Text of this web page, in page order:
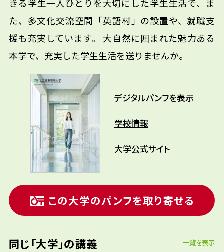
た、多文化交流空間「英語村」の設置や、就職支
援も充実しています。 大自然に囲まれた魅力ある
本学で、充実した学生生活を送りませんか。
デジタルパンフを表示
学校情報
大学公式サイト
この大学のパンフを取り寄せる
同じ「大学」の講義 一覧を表示